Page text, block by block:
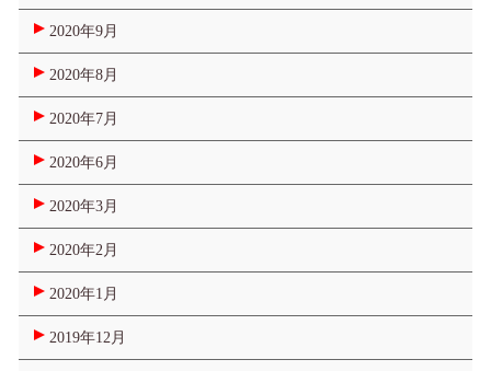
2020年9月
2020年8月
2020年7月
2020年6月
2020年3月
2020年2月
2020年1月
2019年12月